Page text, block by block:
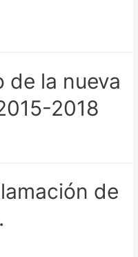
de la nueva
2018
de